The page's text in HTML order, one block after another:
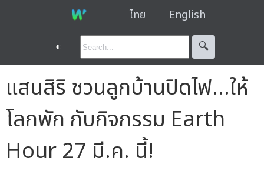
ไทย English
◐ 🔍︎
แสนสิริ ชวนลูกบ้านปิดไฟ…ให้
โลกพัก กับกิจกรรม Earth
Hour 27 มี.ค. นี้!